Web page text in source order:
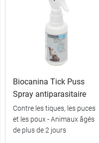
Biocanina Tick Puss
Spray antiparasitaire
Contre les tiques, les puces
et les poux - Animaux âgés
de plus de 2 jours